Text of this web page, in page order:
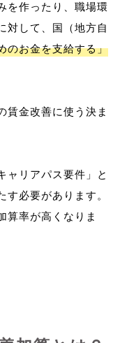
を作ったり、職場環
対して、国（地方自
のお金を支給する」
賃金改善に使う決ま
ャリアパス要件」と
す必要があります。
算率が高くなりま